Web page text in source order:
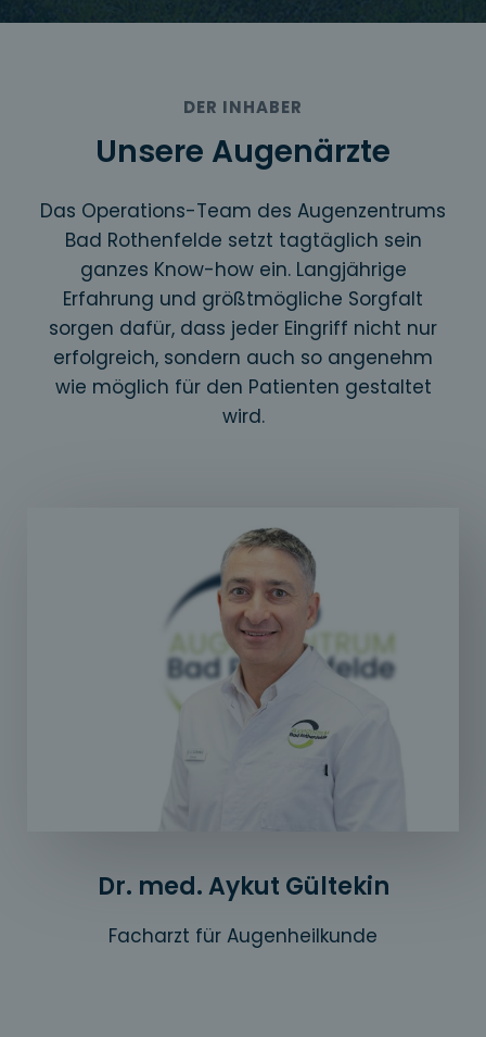
DER INHABER
Unsere Augenärzte​
Das Operations-Team des Augenzentrums
Bad Rothenfelde setzt tagtäglich sein
ganzes Know-how ein. Langjährige
Erfahrung und größtmögliche Sorgfalt
sorgen dafür, dass jeder Eingriff nicht nur
erfolgreich, sondern auch so angenehm
wie möglich für den Patienten gestaltet
wird.
Dr. med. Aykut Gültekin
Facharzt für Augenheilkunde